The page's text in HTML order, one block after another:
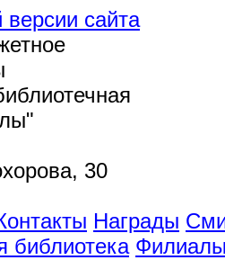
сайта
30
Награды
библиотека Филиалы